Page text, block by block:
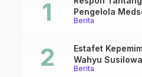
Berita
Pengelola
Pekalongan
Berita
Estafet
Wahyu
Ma’arif Sapuran